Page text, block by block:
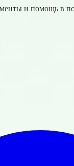
и помощь в